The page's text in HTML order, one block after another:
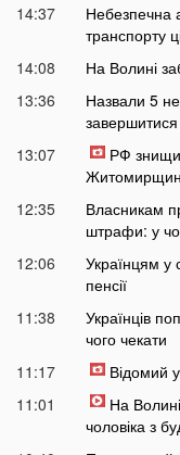
14:37
Небезпечна
транспорту
14:08
На Волині
13:36
Назвали 5
завершитися
13:07
РФ
12:35
Власникам
штрафи: у
12:06
Українцям у
пенсії
11:38
Українців
чого чекати
11:17
Відомий
11:01
На
чоловіка з